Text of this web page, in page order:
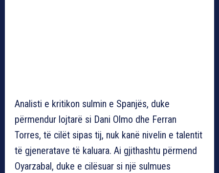
Analisti e kritikon sulmin e Spanjës, duke
përmendur lojtarë si Dani Olmo dhe Ferran
Torres, të cilët sipas tij, nuk kanë nivelin e talentit
të gjeneratave të kaluara. Ai gjithashtu përmend
Oyarzabal, duke e cilësuar si një sulmues